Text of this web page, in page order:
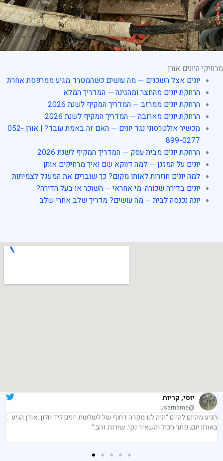
מרחיקי היונים אורן
יונים אצל השכנים — מה עושים כשהמטרד מגיע ממרפסת אחרת
הרחקת יונים מהחצר ומהגינה — המדריך המלא
הרחקת יונים ממרזב — המדריך המקיף לשנת 2026
הרחקת יונים מארובה — המדריך המקיף לשנת 2026
מכשיר אולטרסוני נגד יונים — האם זה באמת עובד? | אורן 052-
899-0277
הרחקת יונים מבית עסק — המדריך המקיף לשנת 2026
יונים על המזגן — למה דווקא שם ואיך מרחיקים אותן
למה יונים חוזרות לאותו מקום? כך שוברים את המעגל לצמיתות
יונים בדירה שכורה: מי אחראי – השוכר או בעל הדירה?
יונה נכנסה לבית – מה עושים? מדריך שלב אחרי שלב
יוסי, קריות
@username
הגיע מהיום להיום ״היה לנו מקרה דחוף של לשלשת יונים ליד חלון. אורן הגיע
באותו יום, פתר הכול והשאיר נקי. שירות זהב.״